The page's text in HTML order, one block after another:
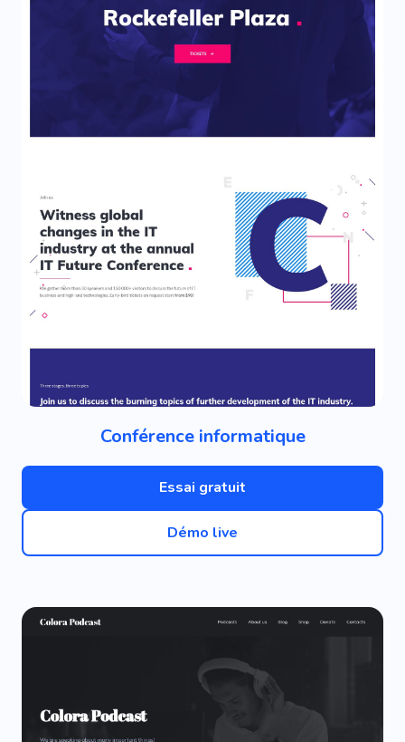
Conférence informatique
Essai gratuit
Démo live